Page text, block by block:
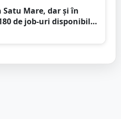
Mare, dar și în
de job-uri disponibile